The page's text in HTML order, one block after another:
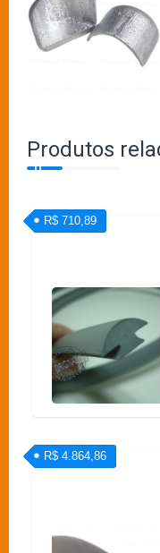
Produtos
R$ 710,89
R$ 4.864,86